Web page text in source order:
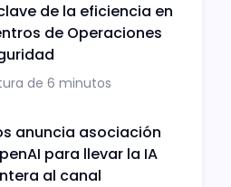
de la eficiencia en
de Operaciones
de 6 minutos
anuncia asociación
para llevar la IA
al canal